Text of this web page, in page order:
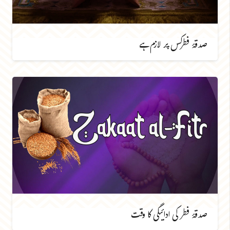
صدقۂ فطرکس پر لازم ہے
صدقۂ فطر کی ادائیگی کا وقت